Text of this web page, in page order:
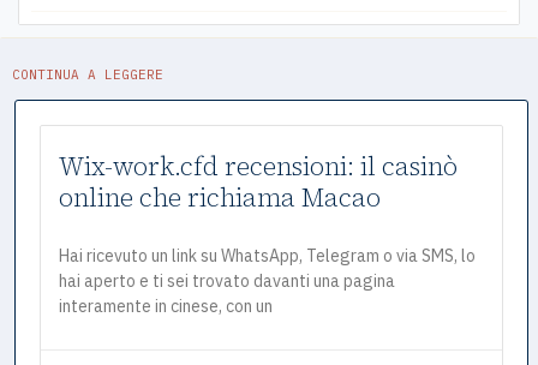
CONTINUA A LEGGERE
Wix-work.cfd recensioni: il casinò
online che richiama Macao
Hai ricevuto un link su WhatsApp, Telegram o via SMS, lo
hai aperto e ti sei trovato davanti una pagina
interamente in cinese, con un